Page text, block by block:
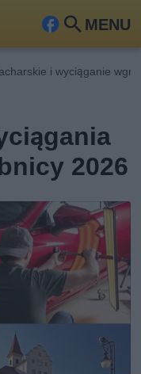
MENU
Fa
ook
Szu
kaj
i wyciąganie
2026